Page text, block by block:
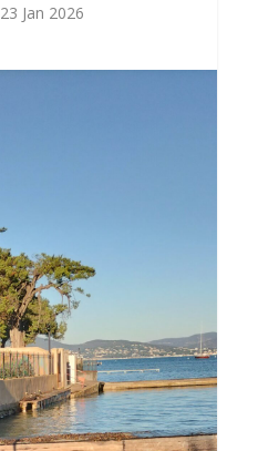
23 Jan 2026